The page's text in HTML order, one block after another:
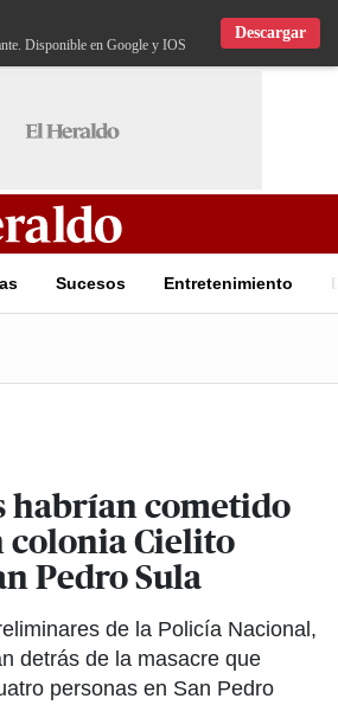
Disponible en Google y IOS
Descargar
Sucesos Entretenimiento
habrían cometido
colonia Cielito
Pedro Sula
de la Policía Nacional,
detrás de la masacre que
personas en San Pedro